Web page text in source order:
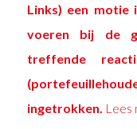
Links) een motie
voeren bij de
treffende
ingetrokken. Lees